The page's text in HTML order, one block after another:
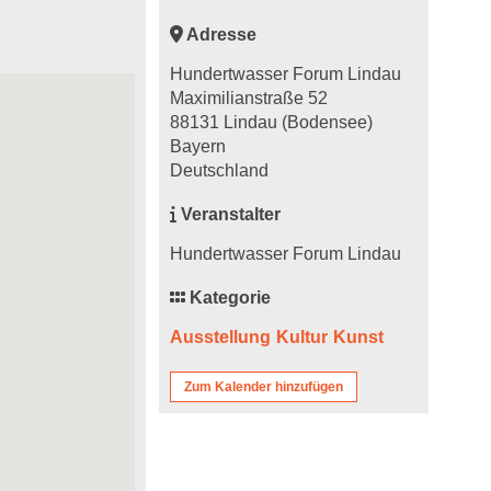
Adresse
Hundertwasser Forum Lindau
Maximilianstraße 52
88131 Lindau (Bodensee)
Bayern
Deutschland
Veranstalter
Hundertwasser Forum Lindau
Kategorie
Ausstellung Kultur Kunst
Zum Kalender hinzufügen